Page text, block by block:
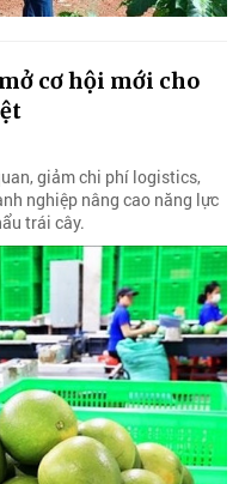
cơ hội mới cho
giảm chi phí logistics,
nghiệp nâng cao năng lực
trái cây.